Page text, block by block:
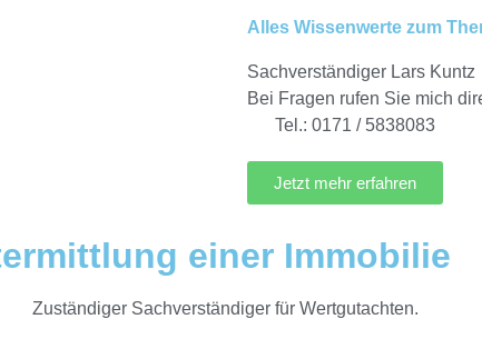
Alles Wissenwerte zum
Sachverständiger Lars Kuntz
Bei Fragen rufen Sie mich
Tel.: 0171 / 5838083
Jetzt mehr erfahren
einer Immobilie
Zuständiger Sachverständiger für Wertgutachten.